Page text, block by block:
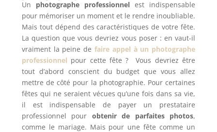
Un photographe professionnel est indispensable
pour mémoriser un moment et le rendre inoubliable.
Mais tout dépend des caractéristiques de votre fête.
La question que vous devriez vous poser : en vaut-il
vraiment la peine de faire appel à un photographe
professionnel pour cette fête ?
Vous devriez être
tout d’abord conscient du budget que vous allez
mettre de côté pour la photographie. Pour certaines
fêtes qui ne seraient vécues qu’une fois dans sa vie,
il est indispensable de payer un prestataire
professionnel pour obtenir de parfaites photos,
comme le mariage. Mais pour une fête comme un